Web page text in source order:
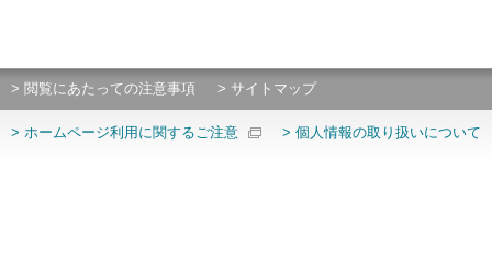
> 閲覧にあたっての注意事項 > サイトマップ
> ホームページ利用に関するご注意 > 個人情報の取り扱いについて